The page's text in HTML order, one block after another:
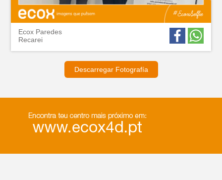
Ecox Paredes
Recarei
Descarregar Fotografía